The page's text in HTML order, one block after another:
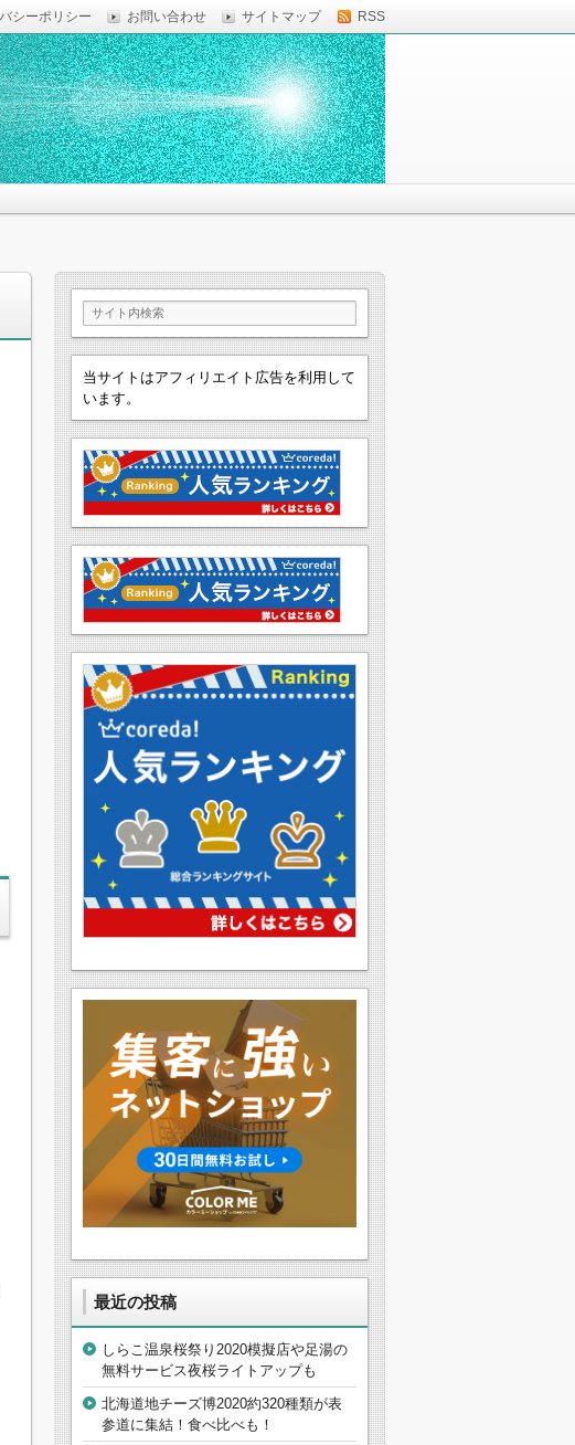
RSS
シーポリシー お問い合わせ サイトマップ
。
当サイトはアフィリエイト広告を利用して
います。
最近の投稿
しらこ温泉桜祭り2020模擬店や足湯の
無料サービス夜桜ライトアップも
北海道地チーズ博2020約320種類が表
参道に集結！食べ比べも！